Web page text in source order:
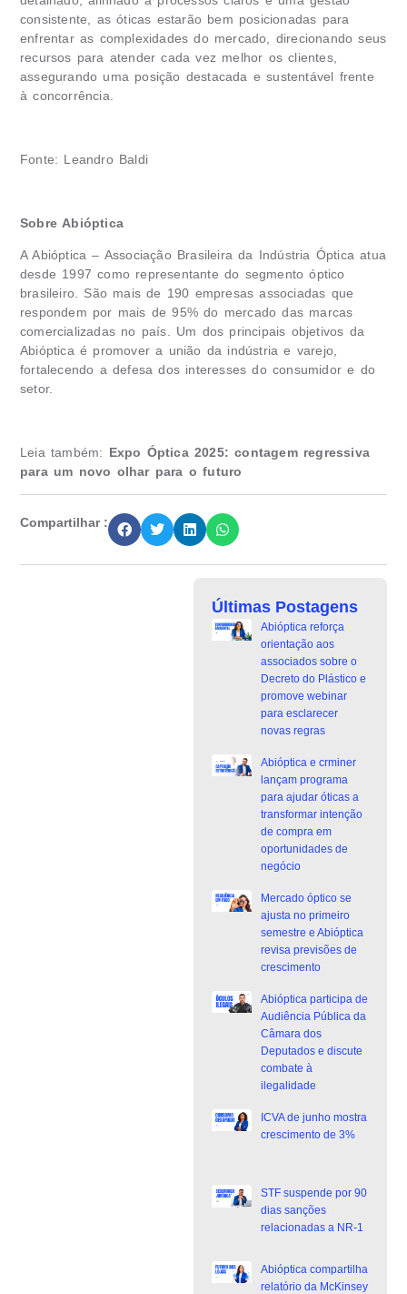
consistente, as óticas estarão bem posicionadas para
enfrentar as complexidades do mercado, direcionando seus
recursos para atender cada vez melhor os clientes,
assegurando uma posição destacada e sustentável frente
à concorrência.
Fonte: Leandro Baldi
Sobre Abióptica
A Abióptica – Associação Brasileira da Indústria Óptica atua
desde 1997 como representante do segmento óptico
brasileiro. São mais de 190 empresas associadas que
respondem por mais de 95% do mercado das marcas
comercializadas no país. Um dos principais objetivos da
Abióptica é promover a união da indústria e varejo,
fortalecendo a defesa dos interesses do consumidor e do
setor.
Leia também: Expo Óptica 2025: contagem regressiva
para um novo olhar para o futuro
Compartilhar :
Últimas Postagens
Abióptica reforça
orientação aos
associados sobre o
Decreto do Plástico e
promove webinar
para esclarecer
novas regras
Abióptica e crminer
lançam programa
para ajudar óticas a
transformar intenção
de compra em
oportunidades de
negócio
Mercado óptico se
ajusta no primeiro
semestre e Abióptica
revisa previsões de
crescimento
Abióptica participa de
Audiência Pública da
Câmara dos
Deputados e discute
combate à
ilegalidade
ICVA de junho mostra
crescimento de 3%
STF suspende por 90
dias sanções
relacionadas a NR-1
Abióptica compartilha
relatório da McKinsey